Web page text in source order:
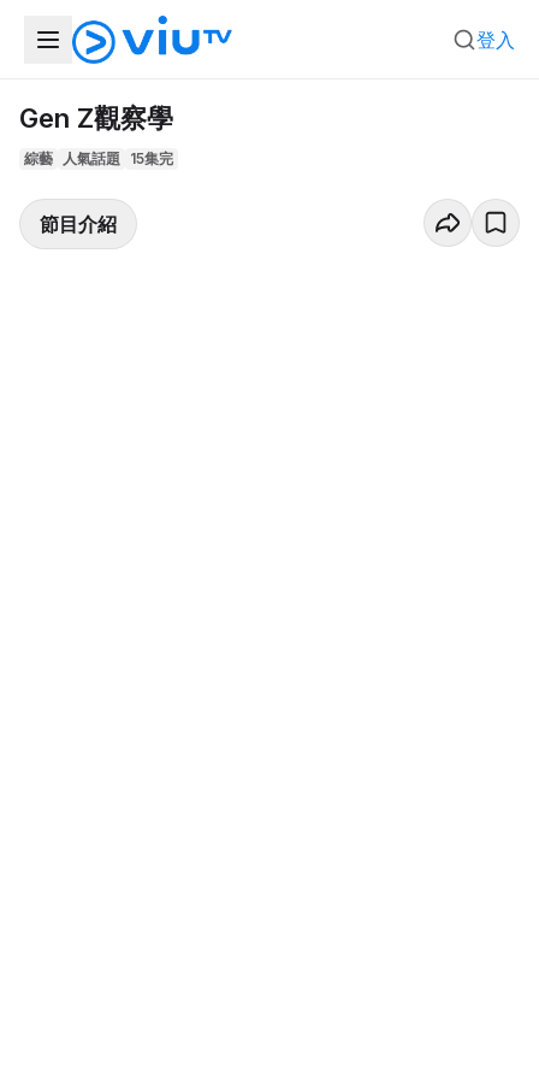
登入
Gen Z觀察學
綜藝 人氣話題 15集完
節目介紹